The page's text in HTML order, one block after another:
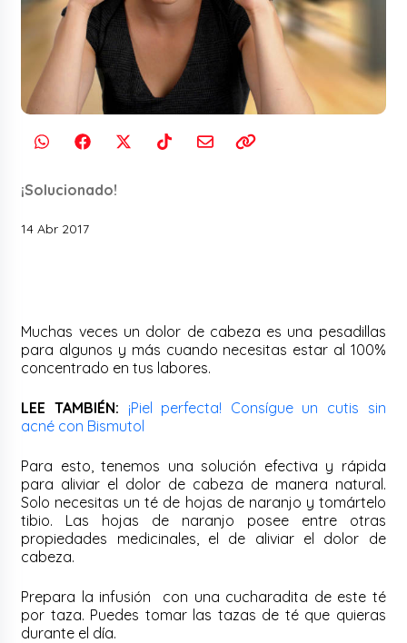
¡Solucionado!
14 Abr 2017
Muchas veces un dolor de cabeza es una pesadillas
para algunos y más cuando necesitas estar al 100%
concentrado en tus labores.
LEE TAMBIÉN: ¡Piel perfecta! Consígue un cutis sin
acné con Bismutol
Para esto, tenemos una solución efectiva y rápida
para aliviar el dolor de cabeza de manera natural.
Solo necesitas un té de hojas de naranjo y tomártelo
tibio. Las hojas de naranjo posee entre otras
propiedades medicinales, el de aliviar el dolor de
cabeza.
Prepara la infusión con una cucharadita de este té
por taza. Puedes tomar las tazas de té que quieras
durante el día.